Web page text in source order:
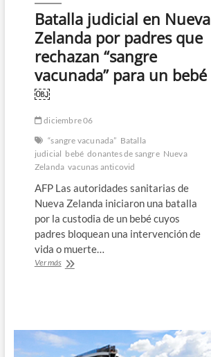
2026
Batalla judicial en Nueva
Zelanda por padres que
rechazan “sangre
vacunada” para un bebé
￼
diciembre 06
“sangre vacunada” Batalla
judicial bebé donantes de sangre Nueva
Zelanda vacunas anticovid
AFP Las autoridades sanitarias de
Nueva Zelanda iniciaron una batalla
por la custodia de un bebé cuyos
padres bloquean una intervención de
vida o muerte…
Ver másBatalla
padres
que